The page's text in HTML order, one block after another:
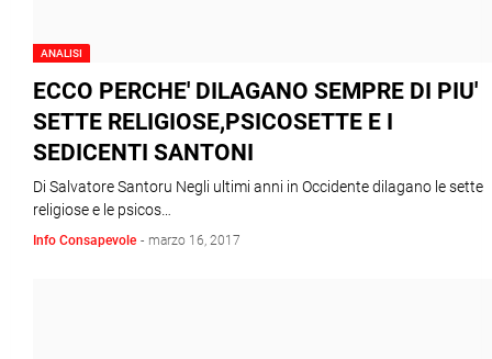
ANALISI
ECCO PERCHE' DILAGANO SEMPRE DI PIU'
SETTE RELIGIOSE,PSICOSETTE E I
SEDICENTI SANTONI
Di Salvatore Santoru Negli ultimi anni in Occidente dilagano le sette
religiose e le psicos…
Info Consapevole - marzo 16, 2017